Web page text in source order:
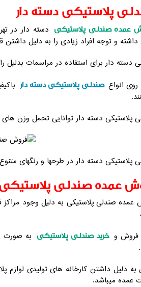
پلاستیکی دسته دار
عمده صندلی پلاستیکی دسته دار در
داشته و توجه افراد زیادی را به دلیل
دسته دار برای استفاده در مراسمات
روی انواع صندلی پلاستیکی دسته دار
پلاستیکی دسته دار توانایی تحمل وزن های
پلاستیکی دسته دار در طرحها و رنگهای
عمده صندلی پلاستیکی
عمده صندلی پلاستیکی به دلیل وجود
فروش و خرید صندلی پلاستیکی به صورت
به دلیل داشتن کارخانه های تولیدی
عمده میباشد.